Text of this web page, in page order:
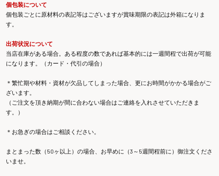
個包装について
個包装ごとに原材料の表記等はございますが賞味期限の表記は外箱になりま
す。
出荷状況について
当店在庫がある場合。ある程度の数であれば基本的には一週間程で出荷が可能
になります。（カード・代引の場合）
＊繁忙期や材料・資材が欠品してしまった場合、更にお時間がかかる場合がご
ざいます。
（ご注文を頂き納期が間に合わない場合はご連絡を入れさせていただきま
す。）
＊お急ぎの場合はご相談ください。
まとまった数（50ヶ以上）の場合、お早めに（3～5週間程前に）御注文くださ
いませ。